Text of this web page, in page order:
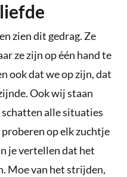
zien dit gedrag. Ze
ze zijn op één hand te
ook dat we op zijn, dat
Ook wij staan
alle situaties
op elk zuchtje
je vertellen dat het
Moe van het strijden,